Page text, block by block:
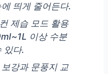
띄게 줄어든다.
제습 모드 활용
이상 수분
있다.
강과 문풍지 교